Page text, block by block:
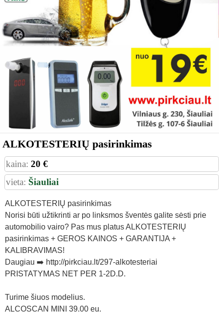
ALKOTESTERIŲ pasirinkimas
kaina: 20 €
vieta: Šiauliai
ALKOTESTERIŲ pasirinkimas
Norisi būti užtikrinti ar po linksmos šventės galite sėsti prie
automobilio vairo? Pas mus platus ALKOTESTERIŲ
pasirinkimas + GEROS KAINOS + GARANTIJA +
KALIBRAVIMAS!
Daugiau ➡️ http://pirkciau.lt/297-alkotesteriai
PRISTATYMAS NET PER 1-2D.D.
Turime šiuos modelius.
ALCOSCAN MINI 39.00 eu.